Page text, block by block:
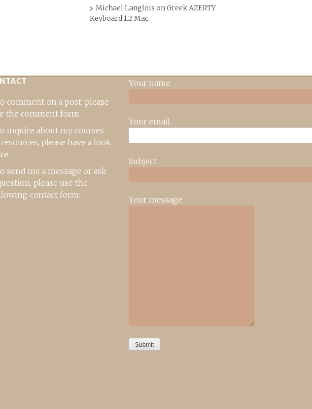
Michael Langlois onGreek AZERTY
Keyboard 1.2 Mac
comment on a post, please
the comment form..
inquire about my courses
please have a look
.
send me a message or ask
please use the
contact form:
Your name
Your email
Subject
Your message